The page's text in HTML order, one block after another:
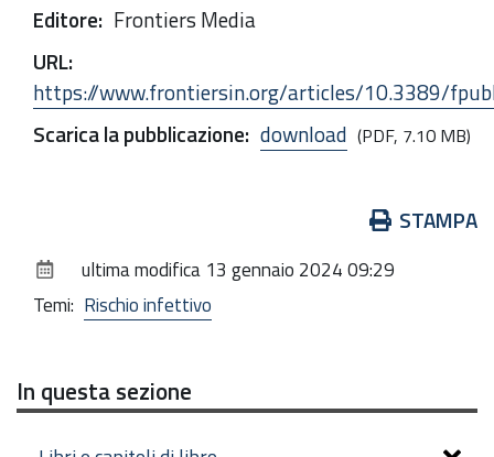
Editore: Frontiers Media
URL:
https://www.frontiersin.org/articles/10.3389/
Scarica la pubblicazione: download (PDF, 7.10 MB)
documento
STAMPA
ultima modifica 13 gennaio 2024 09:29
Temi: Rischio infettivo
In questa sezione